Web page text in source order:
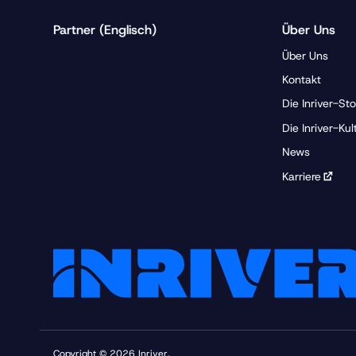
Partner (Englisch) Über Uns
Über Uns
Kontakt
Die Inriver-
Die Inriver-
News
Karriere